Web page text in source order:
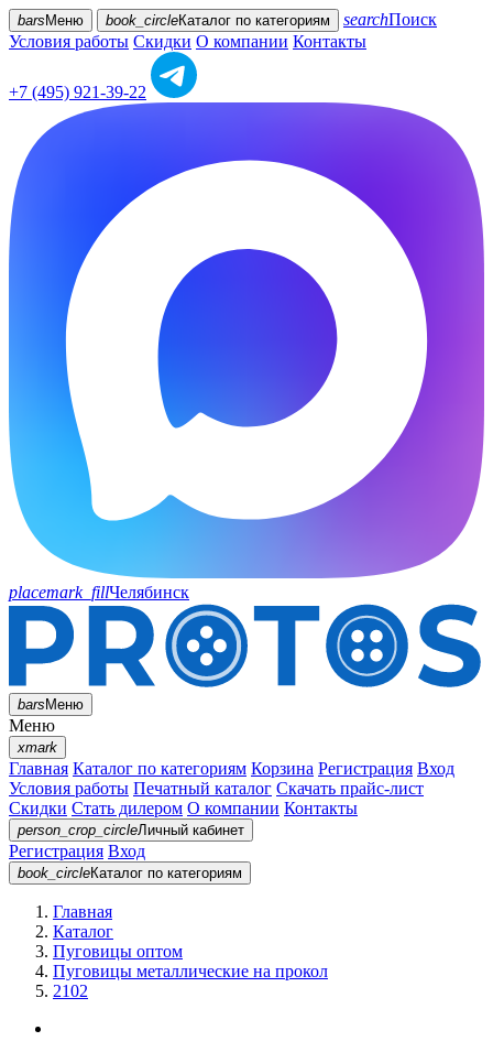
bars Меню book_circleКаталог по категориям searchПоиск
Условия работы Скидки О компании Контакты
+7 (495) 921-39-22
placemark_fillЧелябинск
barsМеню
Меню
xmark
Главная Каталог по категориям Корзина Регистрация Вход
Условия работы Печатный каталог Скачать прайс-лист
Скидки Стать дилером О компании Контакты
person_crop_circleЛичный кабинет
Регистрация Вход
book_circleКаталог по категориям
Главная
Каталог
Пуговицы оптом
Пуговицы металлические на прокол
2102